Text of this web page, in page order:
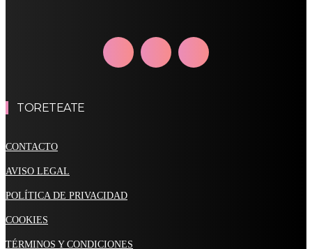
TORETEATE
CONTACTO
AVISO LEGAL
POLÍTICA DE PRIVACIDAD
COOKIES
TÉRMINOS Y CONDICIONES